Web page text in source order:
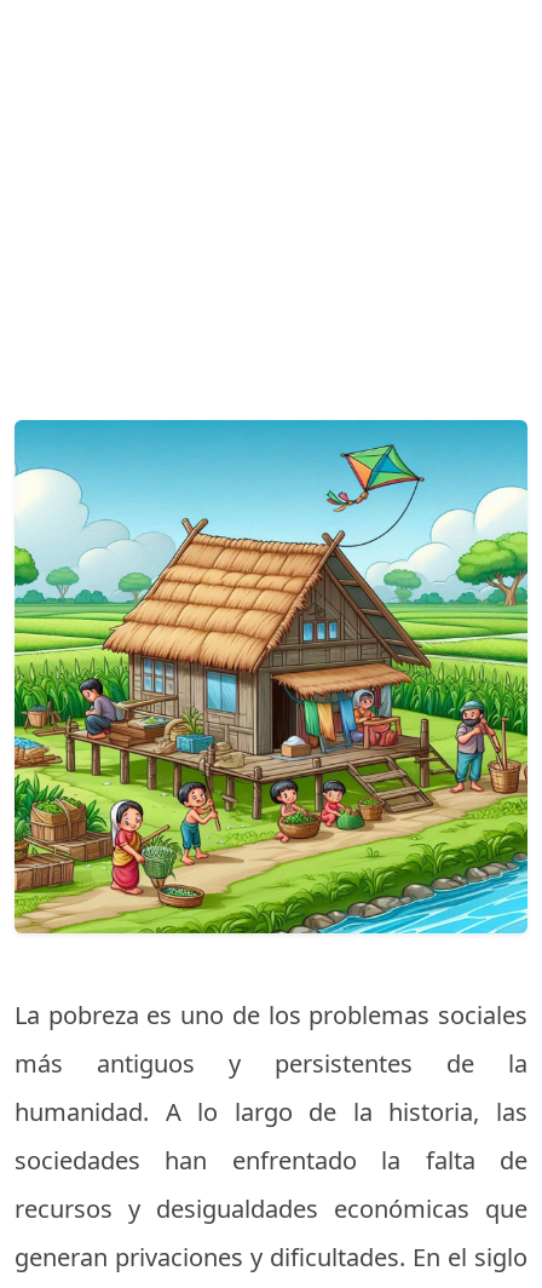
La pobreza es uno de los problemas sociales
más antiguos y persistentes de la
humanidad. A lo largo de la historia, las
sociedades han enfrentado la falta de
recursos y desigualdades económicas que
generan privaciones y dificultades. En el siglo